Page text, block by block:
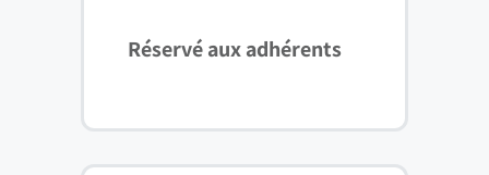
Réservé aux adhérents